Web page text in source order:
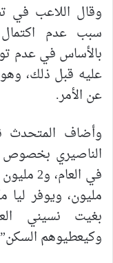
وقال اللاعب في
سبب عدم اكتمال
بالأساس في عدم
عليه قبل ذلك،
عن الأمر.
وأضاف المتحدث
مليون، ويوفر
بغيت نسيني
وكيعطيوهم